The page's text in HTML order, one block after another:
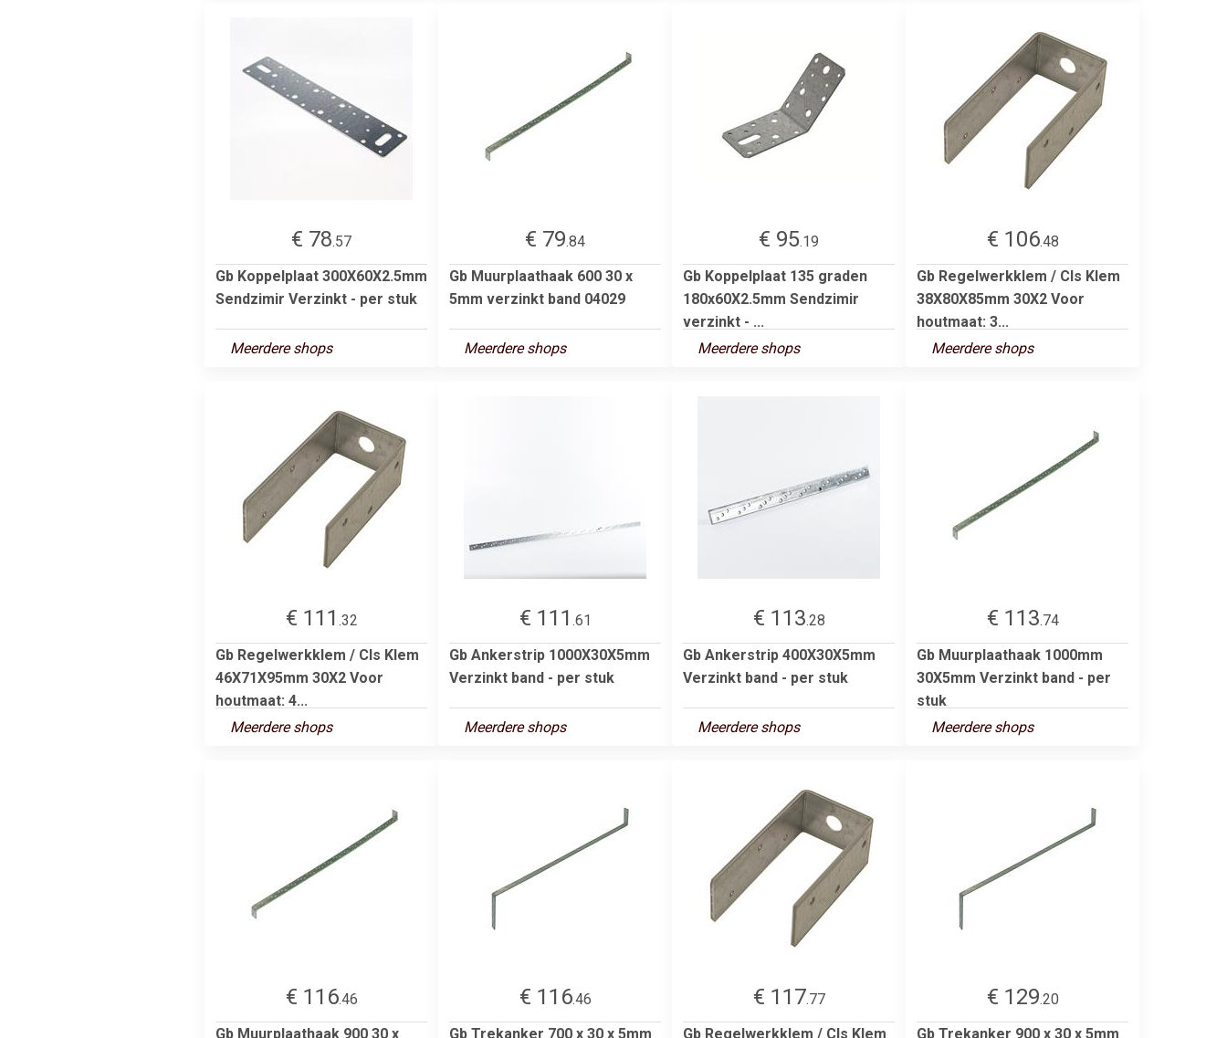
€ 78.57
Gb Koppelplaat 300X60X2.5mm
Sendzimir Verzinkt - per stuk
Meerdere shops
€ 79.84
Gb Muurplaathaak 600 30 x
5mm verzinkt band 04029
Meerdere shops
€ 95.19
Gb Koppelplaat 135 graden
180x60X2.5mm Sendzimir
verzinkt - ...
Meerdere shops
€ 106.48
Gb Regelwerkklem / Cls Klem
38X80X85mm 30X2 Voor
houtmaat: 3...
Meerdere shops
€ 111 .32
Gb Regelwerkklem / Cls Klem
46X71X95mm 30X2 Voor
houtmaat: 4...
Meerdere shops
€ 111 .61
Gb Ankerstrip 1000X30X5mm
Verzinkt band - per stuk
Meerdere shops
€ 113.28
Gb Ankerstrip 400X30X5mm
Verzinkt band - per stuk
Meerdere shops
€ 113.74
Gb Muurplaathaak 1000mm
30X5mm Verzinkt band - per
stuk
Meerdere shops
€ 116.46
Gb Muurplaathaak 900 30 x
€ 116.46
Gb Trekanker 700 x 30 x 5mm
€ 117.77
Gb Regelwerkklem / Cls Klem
€ 129.20
Gb Trekanker 900 x 30 x 5mm